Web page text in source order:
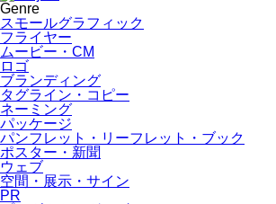
Genre
スモールグラフィック
フライヤー
ムービー・CM
ロゴ
ブランディング
タグライン・コピー
ネーミング
パッケージ
パンフレット・リーフレット・ブック
ポスター・新聞
ウェブ
空間・展示・サイン
PR